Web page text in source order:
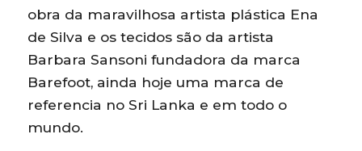
obra da maravilhosa artista plástica Ena
de Silva e os tecidos são da artista
Barbara Sansoni fundadora da marca
Barefoot, ainda hoje uma marca de
referencia no Sri Lanka e em todo o
mundo.